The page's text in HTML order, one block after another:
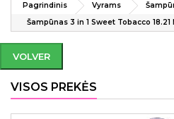
Pagrindinis Vyrams
Šampūnas 3 in 1 Sweet Tobacco
VOLVER
VISOS PREKĖS